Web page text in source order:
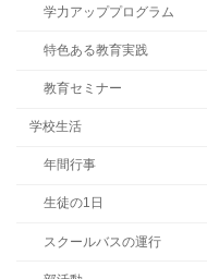
学力アッププログラム
特色ある教育実践
教育セミナー
学校生活
年間行事
生徒の1日
スクールバスの運行